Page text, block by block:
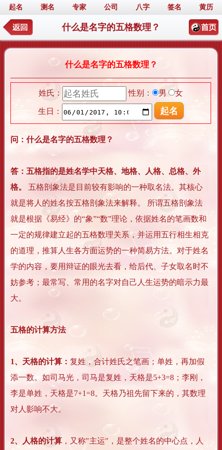
起名 测名 专家 公司 八字 签名 黄历
什么是名字的五格数理？
什么是名字的五格数理？
姓氏： 性别： 男 女
生日：
问：什么是名字的五格数理？
答：五格指的是姓名学中天格、地格、人格、总格、外
格。
五格剖象法是目前较有影响的一种取名法。其核心
就是将人的姓名按五格剖象法来解释。 所谓五格剖象法
就是根据《易经》的“象”“数”理论，依据姓名的笔画数和
一定的规律建立起的五格数理关系，并运用五行相生相克
的道理，推算人生各方面运势的一种简易方法。对于姓名
学的内容，要用辩证的眼光去看，给后代、子女取名时不
妨参考；最常写、常用的名字对自己人生运势的暗示力最
大。
五格的计算方法
1、天格的计算： 复姓，合计姓氏之笔画；单姓，再加假
添一数。如司马光，司马是复姓，天格是5+3=8；李刚，
李是单姓，天格是7+1=8。天格乃祖先留下来的，其数理
对人影响不大。
2、人格的计算 ，又称"主运"，是整个姓名的中心点，人